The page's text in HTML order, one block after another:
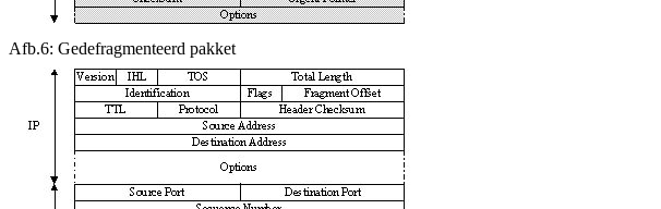
Afb.6: Gedefragmenteerd pakket